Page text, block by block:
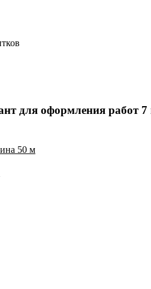
для оформления работ